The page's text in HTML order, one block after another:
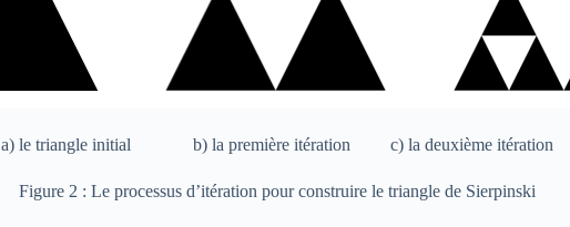
a) le triangle initial b) la première itération c) la deuxième itération
Figure 2 : Le processus d’itération pour construire le triangle de Sierpinski